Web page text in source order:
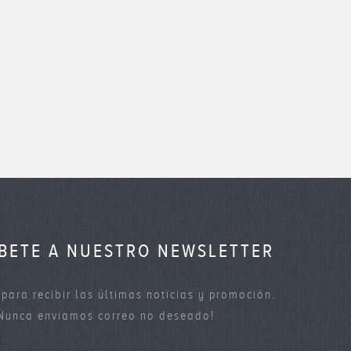
A NUESTRO NEWSLETTER
recibir las últimas noticias y promoción.
enviamos correo no deseado!